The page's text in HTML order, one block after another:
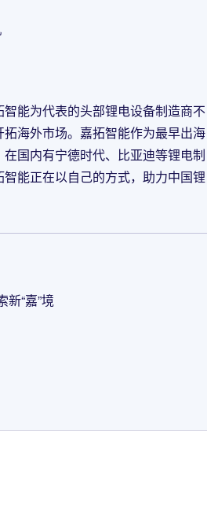
能为代表的头部锂电设备制造商不
海外市场。嘉拓智能作为最早出海
国内有宁德时代、比亚迪等锂电制
能正在以自己的方式，助力中国锂
新“嘉”境